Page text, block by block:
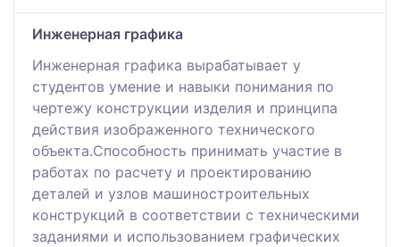
Инженерная графика
Инженерная графика вырабатывает у
студентов умение и навыки понимания по
чертежу конструкции изделия и принципа
действия изображенного технического
объекта.Способность принимать участие в
работах по расчету и проектированию
деталей и узлов машиностроительных
конструкций в соответствии с техническими
заданиями и использованием графических